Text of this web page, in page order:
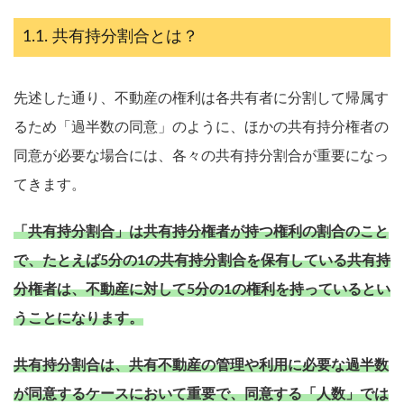
共有持分割合とは？
先述した通り、不動産の権利は各共有者に分割して帰属す
るため「過半数の同意」のように、ほかの共有持分権者の
同意が必要な場合には、各々の共有持分割合が重要になっ
てきます。
「共有持分割合」は共有持分権者が持つ権利の割合のこと
で、たとえば5分の1の共有持分割合を保有している共有持
分権者は、不動産に対して5分の1の権利を持っているとい
うことになります。
共有持分割合は、共有不動産の管理や利用に必要な過半数
が同意するケースにおいて重要で、同意する「人数」では